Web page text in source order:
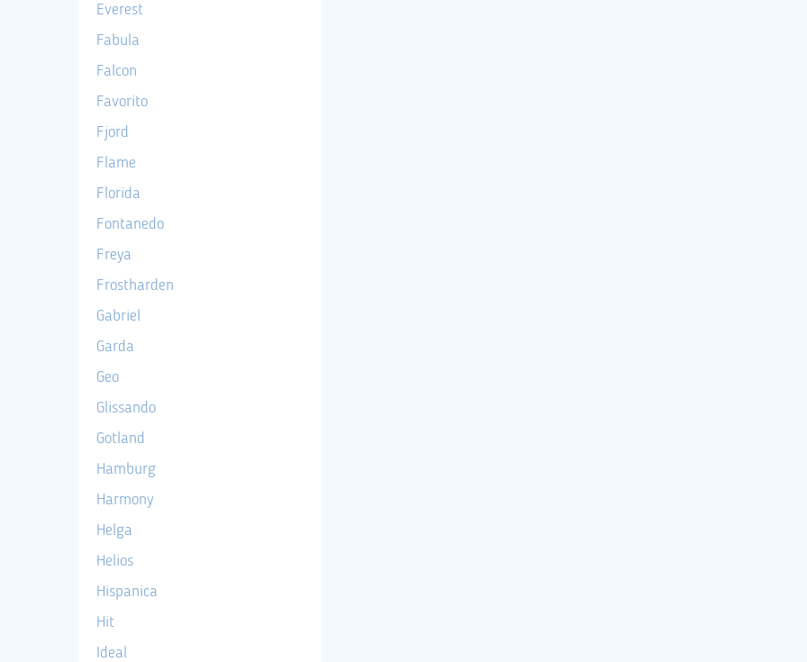
Everest
Fabula
Falcon
Favorito
Fjord
Flame
Florida
Fontanedo
Freya
Frostharden
Gabriel
Garda
Geo
Glissando
Gotland
Hamburg
Harmony
Helga
Helios
Hispanica
Hit
Ideal